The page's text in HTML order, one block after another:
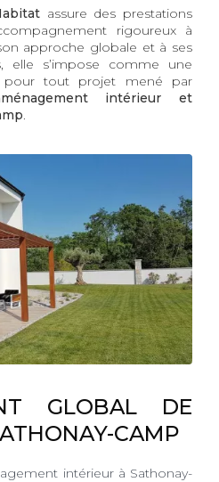
assure des prestations
rigoureux à
approche globale et à ses
elle s’impose comme une
pour tout projet mené par
intérieur et
.
GLOBAL DE
CAMP
intérieur à Sathonay-